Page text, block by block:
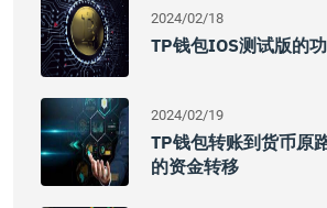
2024/02/18
TP钱包iOS测试版的
2024/02/19
TP钱包转账到货币原
的资金转移